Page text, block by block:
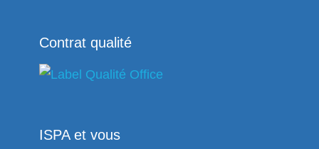
Contrat qualité
ISPA et vous